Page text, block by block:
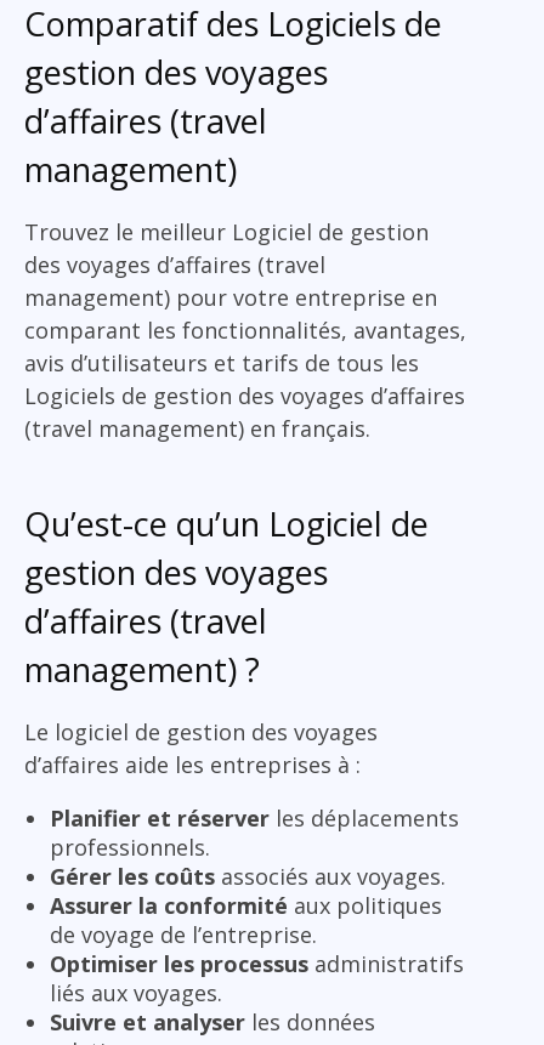
Comparatif des Logiciels de
gestion des voyages
d’affaires (travel
management)
Trouvez le meilleur Logiciel de gestion
des voyages d’affaires (travel
management) pour votre entreprise en
comparant les fonctionnalités, avantages,
avis d’utilisateurs et tarifs de tous les
Logiciels de gestion des voyages d’affaires
(travel management) en français.
Qu’est-ce qu’un Logiciel de
gestion des voyages
d’affaires (travel
management) ?
Le logiciel de gestion des voyages
d’affaires aide les entreprises à :
Planifier et réserver les déplacements
professionnels.
Gérer les coûts associés aux voyages.
Assurer la conformité aux politiques
de voyage de l’entreprise.
Optimiser les processus administratifs
liés aux voyages.
Suivre et analyser les données